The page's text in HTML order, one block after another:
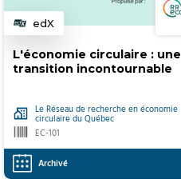
L'économie circulaire : une
transition incontournable
Le Réseau de recherche en économie
circulaire du Québec
EC-101
Catégorie
edX
Archivé